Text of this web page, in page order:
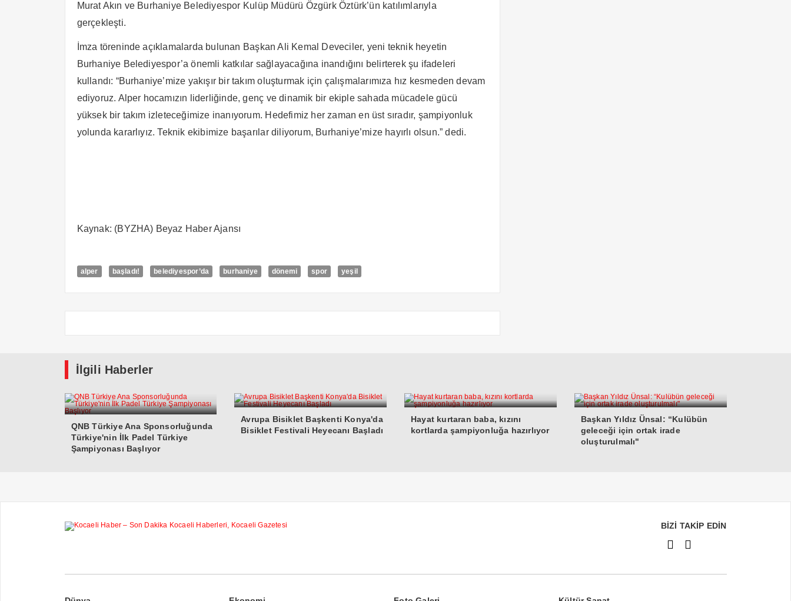
Murat Akın ve Burhaniye Belediyespor Kulüp Müdürü Özgürk Öztürk’ün katılımlarıyla
gerçekleşti.
İmza töreninde açıklamalarda bulunan Başkan Ali Kemal Deveciler, yeni teknik heyetin
Burhaniye Belediyespor’a önemli katkılar sağlayacağına inandığını belirterek şu ifadeleri
kullandı: “Burhaniye’mize yakışır bir takım oluşturmak için çalışmalarımıza hız kesmeden devam
ediyoruz. Alper hocamızın liderliğinde, genç ve dinamik bir ekiple sahada mücadele gücü
yüksek bir takım izleteceğimize inanıyorum. Hedefimiz her zaman en üst sıradır, şampiyonluk
yolunda kararlıyız. Teknik ekibimize başarılar diliyorum, Burhaniye’mize hayırlı olsun.” dedi.
Kaynak: (BYZHA) Beyaz Haber Ajansı
alper başladı! belediyespor’da burhaniye dönemi spor yeşil
İlgili Haberler
QNB Türkiye Ana Sponsorluğunda
Türkiye'nin İlk Padel Türkiye
Şampiyonası Başlıyor
Avrupa Bisiklet Başkenti Konya'da
Bisiklet Festivali Heyecanı Başladı
Hayat kurtaran baba, kızını
kortlarda şampiyonluğa hazırlıyor
Başkan Yıldız Ünsal: “Kulübün
geleceği için ortak irade
oluşturulmalı"
BİZİ TAKİP EDİN